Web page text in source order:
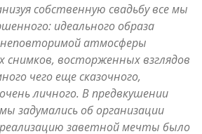
собственную свадьбу все мы
идеального образа
атмосферы
снимков, восторженных взглядов
чего еще сказочного,
личного. В предвкушении
задумались об организации
заветной мечты было